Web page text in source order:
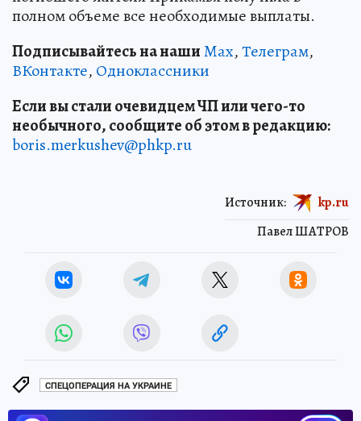
полном объеме все необходимые выплаты.
Подписывайтесь на нашиMax,Телеграм,
ВКонтакте, Одноклассники
Если вы стали очевидцем ЧП или чего-то
необычного, сообщите об этом в редакцию:
boris.merkushev@phkp.ru
Павел ШАТРОВ
Источник: kp.ru
СПЕЦОПЕРАЦИЯ НА УКРАИНЕ